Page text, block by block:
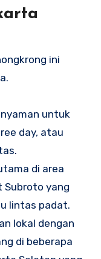
ini
untuk
day, atau
di area
Subroto yang
lintas padat.
lokal dengan
di beberapa